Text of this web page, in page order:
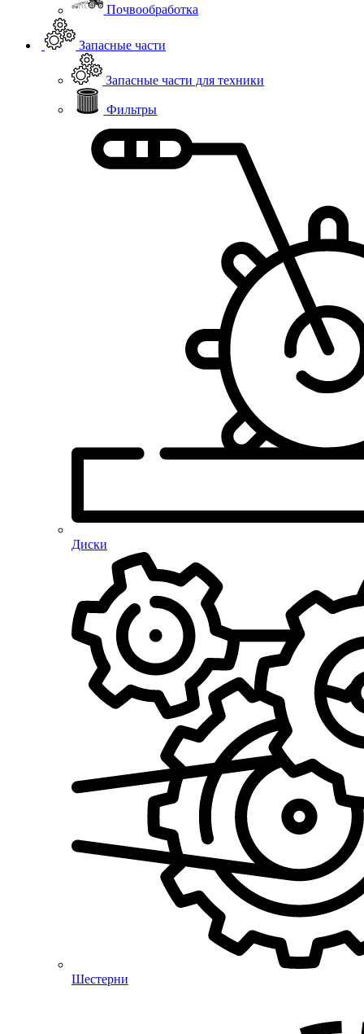
Почвообработка
Запасные части
Запасные части для техники
Фильтры
Диски
Шестерни